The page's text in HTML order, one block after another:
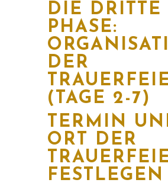
DIE DRITTE
PHASE:
DER
(TAGE 2-7)
TERMIN
ORT DER
FESTLEGEN